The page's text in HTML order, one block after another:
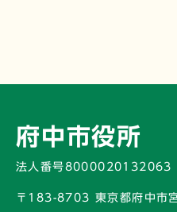
府中市役所
法人番号8000020132063
〒183-8703 東京都府中市